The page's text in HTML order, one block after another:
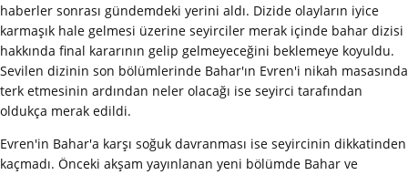
haberler sonrası gündemdeki yerini aldı. Dizide olayların iyice
karmaşık hale gelmesi üzerine seyirciler merak içinde bahar dizisi
hakkında final kararının gelip gelmeyeceğini beklemeye koyuldu.
Sevilen dizinin son bölümlerinde Bahar'ın Evren'i nikah masasında
terk etmesinin ardından neler olacağı ise seyirci tarafından
oldukça merak edildi.
Evren'in Bahar'a karşı soğuk davranması ise seyircinin dikkatinden
kaçmadı. Önceki akşam yayınlanan yeni bölümde Bahar ve